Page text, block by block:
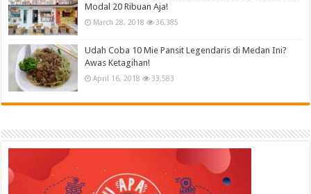
Modal 20 Ribuan Aja!
March 28, 2018 36,385
Udah Coba 10 Mie Pansit Legendaris di Medan Ini?
Awas Ketagihan!
April 16, 2018 33,583